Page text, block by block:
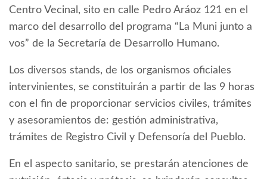
Centro Vecinal, sito en calle Pedro Aráoz 121 en el
marco del desarrollo del programa “La Muni junto a
vos” de la Secretaría de Desarrollo Humano.
Los diversos stands, de los organismos oficiales
intervinientes, se constituirán a partir de las 9 horas
con el fin de proporcionar servicios civiles, trámites
y asesoramientos de: gestión administrativa,
trámites de Registro Civil y Defensoría del Pueblo.
En el aspecto sanitario, se prestarán atenciones de